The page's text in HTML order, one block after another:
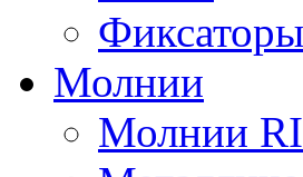
Фиксаторы
Молнии
Молнии